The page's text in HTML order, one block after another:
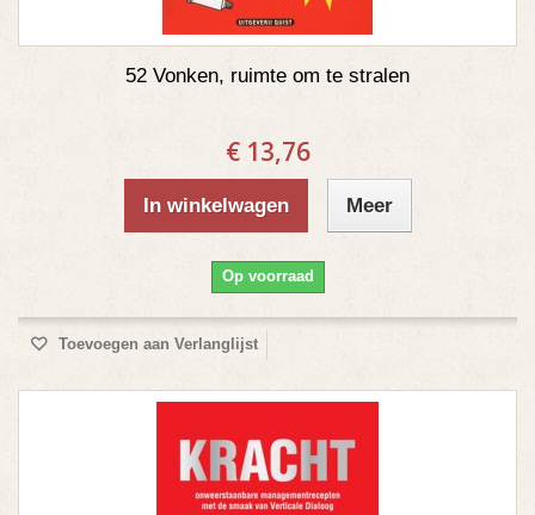
52 Vonken, ruimte om te stralen
€ 13,76
In winkelwagen Meer
Op voorraad
Toevoegen aan Verlanglijst